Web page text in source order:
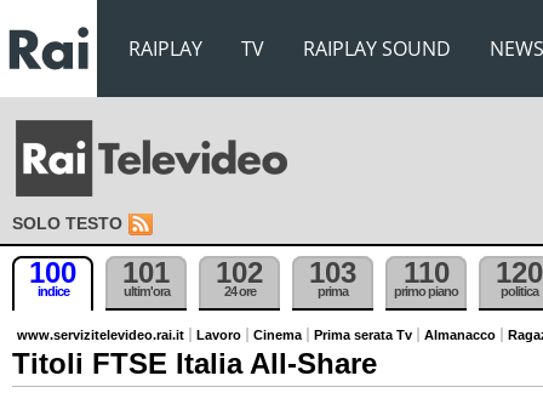
RAIPLAY TV RAIPLAY SOUND NEWS
SOLO TESTO
100
indice
101
ultim'ora
102
24 ore
103
prima
110
primo piano
120
politica
www.servizitelevideo.rai.it Lavoro Cinema Prima serata Tv Almanacco
Titoli FTSE Italia All-Share